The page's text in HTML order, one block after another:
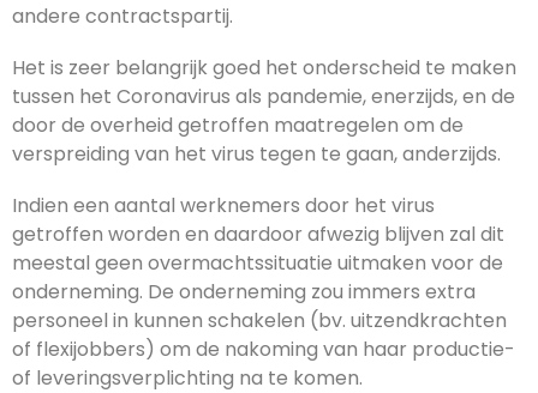
andere contractspartij.
Het is zeer belangrijk goed het onderscheid te maken
tussen het Coronavirus als pandemie, enerzijds, en de
door de overheid getroffen maatregelen om de
verspreiding van het virus tegen te gaan, anderzijds.
Indien een aantal werknemers door het virus
getroffen worden en daardoor afwezig blijven zal dit
meestal geen overmachtssituatie uitmaken voor de
onderneming. De onderneming zou immers extra
personeel in kunnen schakelen (bv. uitzendkrachten
of flexijobbers) om de nakoming van haar productie-
of leveringsverplichting na te komen.